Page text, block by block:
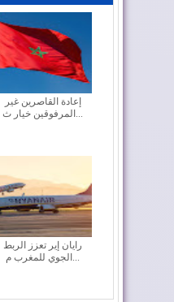
إعادة القاصرين غير
المرفوقين خيار ث...
رايان إير تعزز الربط
الجوي للمغرب م...